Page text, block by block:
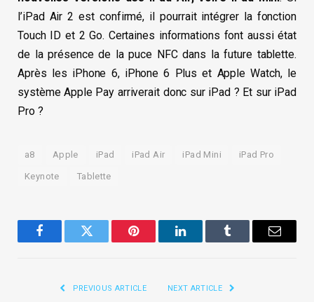
l’iPad Air 2 est confirmé, il pourrait intégrer la fonction
Touch ID et 2 Go. Certaines informations font aussi état
de la présence de la puce NFC dans la future tablette.
Après les iPhone 6, iPhone 6 Plus et Apple Watch, le
système Apple Pay arriverait donc sur iPad ? Et sur iPad
Pro ?
a8 Apple iPad iPad Air iPad Mini iPad Pro
Keynote Tablette
FacebookTwitter Pinterest LinkedInTumblr Email
PREVIOUS ARTICLE NEXT ARTICLE